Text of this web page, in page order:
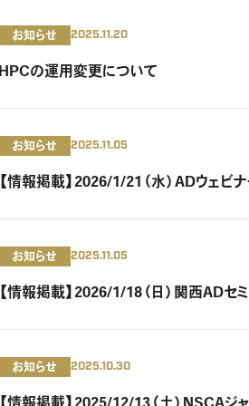
お知らせ 2025.11.20
HPCの運用変更について
お知らせ 2025.11.05
【情報掲載】2026/1/21（水）ADウェビ
お知らせ 2025.11.05
【情報掲載】2026/1/18（日）関西ADセ
お知らせ 2025.10.30
【情報掲載】2025/12/13（土）NSCAジ